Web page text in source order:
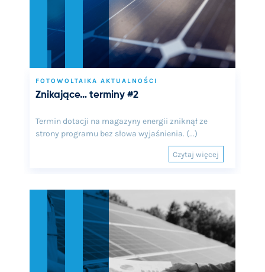
FOTOWOLTAIKA AKTUALNOŚCI
Znikające… terminy #2
Termin dotacji na magazyny energii zniknął ze
strony programu bez słowa wyjaśnienia. (...)
Czytaj więcej